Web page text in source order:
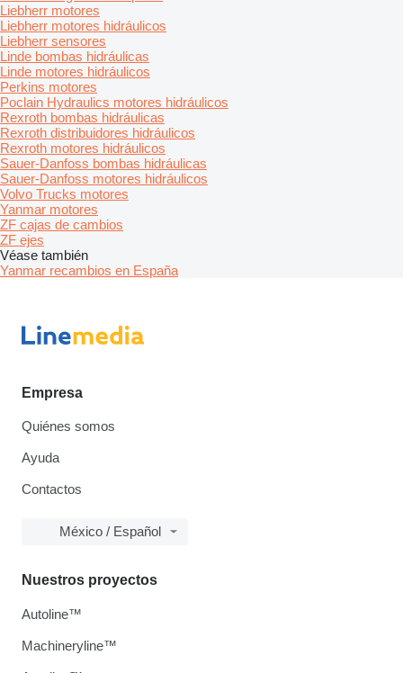
Liebherr motores
Liebherr motores hidráulicos
Liebherr sensores
Linde bombas hidráulicas
Linde motores hidráulicos
Perkins motores
Poclain Hydraulics motores hidráulicos
Rexroth bombas hidráulicas
Rexroth distribuidores hidráulicos
Rexroth motores hidráulicos
Sauer-Danfoss bombas hidráulicas
Sauer-Danfoss motores hidráulicos
Volvo Trucks motores
Yanmar motores
ZF cajas de cambios
ZF ejes
Véase también
Yanmar recambios en España
Empresa
Quiénes somos
Ayuda
Contactos
México / Español
Nuestros proyectos
Autoline™
Machineryline™